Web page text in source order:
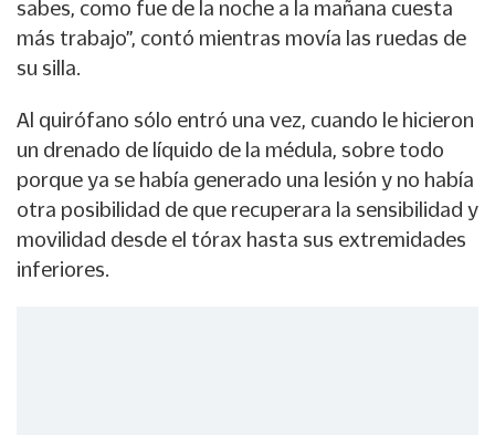
sabes, como fue de la noche a la mañana cuesta
más trabajo”, contó mientras movía las ruedas de
su silla.
Al quirófano sólo entró una vez, cuando le hicieron
un drenado de líquido de la médula, sobre todo
porque ya se había generado una lesión y no había
otra posibilidad de que recuperara la sensibilidad y
movilidad desde el tórax hasta sus extremidades
inferiores.